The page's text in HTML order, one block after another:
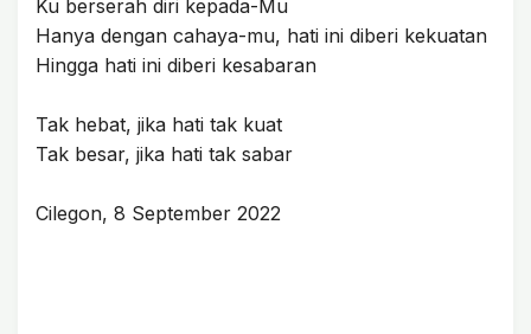
Ku berserah diri kepada-Mu
Hanya dengan cahaya-mu, hati ini diberi kekuatan
Hingga hati ini diberi kesabaran
Tak hebat, jika hati tak kuat
Tak besar, jika hati tak sabar
Cilegon, 8 September 2022